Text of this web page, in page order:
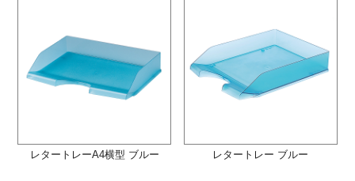
レタートレーA4横型 ブルー レタートレー ブルー